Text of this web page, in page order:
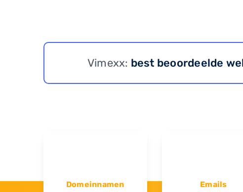
Vimexx: best beoordeelde
Domeinnamen Emails